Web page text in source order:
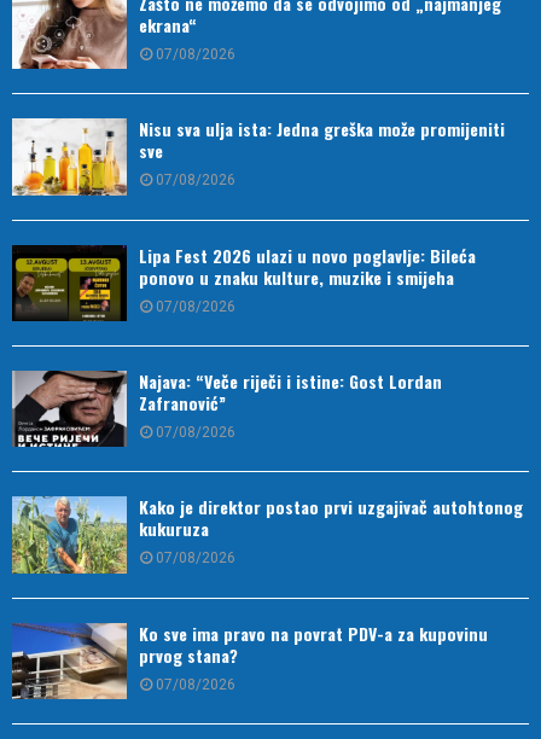
ekrana“
07/08/2026
Nisu sva ulja ista: Jedna greška može promijeniti
sve
07/08/2026
Lipa Fest 2026 ulazi u novo poglavlje: Bileća
ponovo u znaku kulture, muzike i smijeha
07/08/2026
Najava: “Veče riječi i istine: Gost Lordan
Zafranović”
07/08/2026
Kako je direktor postao prvi uzgajivač autohtonog
kukuruza
07/08/2026
Ko sve ima pravo na povrat PDV-a za kupovinu
prvog stana?
07/08/2026